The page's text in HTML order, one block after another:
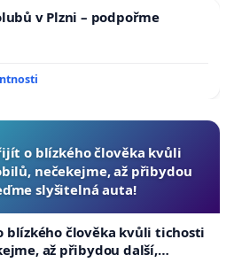
v Plzni – podpořme
o blízkého člověka kvůli
nečekejme, až přibydou
slyšitelná auta!
blízkého člověka kvůli tichosti
až přibydou další,